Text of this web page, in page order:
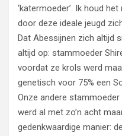
‘katermoeder’. Ik houd
door deze ideale jeugd
Dat Abessijnen zich altijd
altijd op: stammoeder
voordat ze krols werd
genetisch voor 75% een
Onze andere
werd al met zo’n acht
gedenkwaardige manier: